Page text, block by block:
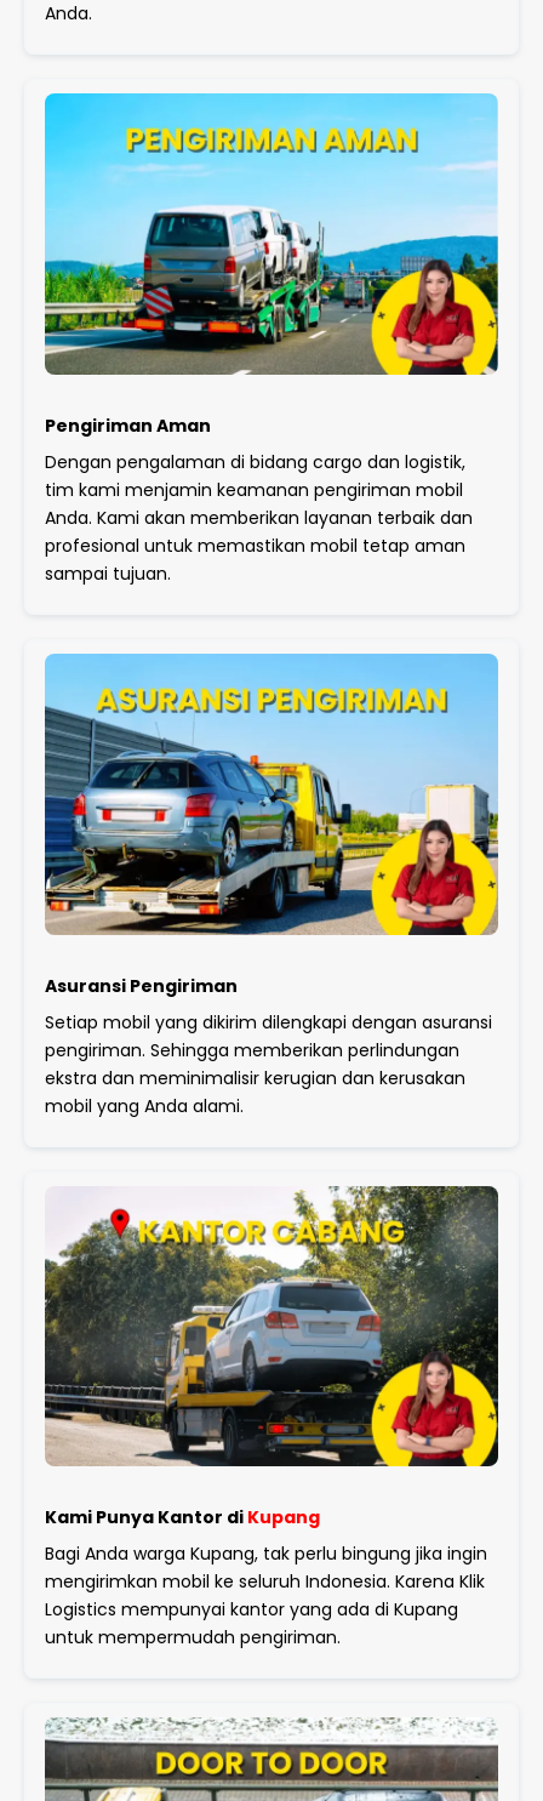
Anda.
Pengiriman Aman
Dengan pengalaman di bidang cargo dan logistik,
tim kami menjamin keamanan pengiriman mobil
Anda. Kami akan memberikan layanan terbaik dan
profesional untuk memastikan mobil tetap aman
sampai tujuan.
Asuransi Pengiriman
Setiap mobil yang dikirim dilengkapi dengan asuransi
pengiriman. Sehingga memberikan perlindungan
ekstra dan meminimalisir kerugian dan kerusakan
mobil yang Anda alami.
Kami Punya Kantor di Kupang
Bagi Anda warga Kupang, tak perlu bingung jika ingin
mengirimkan mobil ke seluruh Indonesia. Karena Klik
Logistics mempunyai kantor yang ada di Kupang
untuk mempermudah pengiriman.